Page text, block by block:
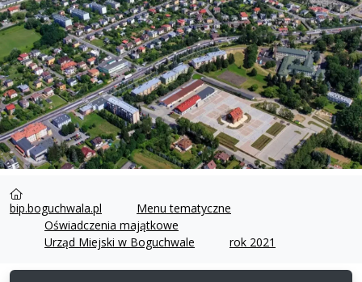
bip.boguchwala.pl
Menu tematyczne
Oświadczenia majątkowe
Urząd Miejski w Boguchwale
rok 2021